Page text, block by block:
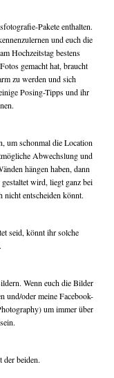
Pakete enthalten.
und euch die
Hochzeitstag bestens
gemacht hat, braucht
zu werden und sich
Posing-Tipps und ihr
um schonmal die Location
Abwechslung und
hängen haben, dann
wird, liegt ganz bei
nicht entscheiden könnt.
seid, könnt ihr solche
Wenn euch die Bilder
und/oder meine Facebook-
um immer über
der beiden.